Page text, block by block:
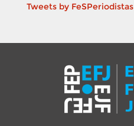
Tweets by FeSPeriodistas